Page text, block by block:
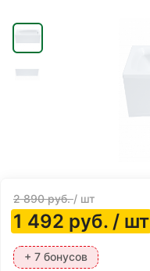
2 890руб. / шт
1 492 руб. / шт
+ 7 бонусов